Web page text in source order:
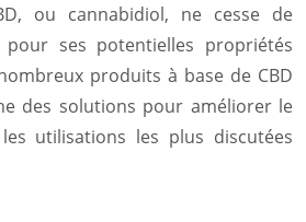
ou cannabidiol, ne cesse de
ses potentielles propriétés
produits à base de CBD
des solutions pour améliorer le
utilisations les plus discutées